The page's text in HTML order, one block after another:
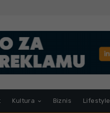
Kultura Biznis Lifestyle